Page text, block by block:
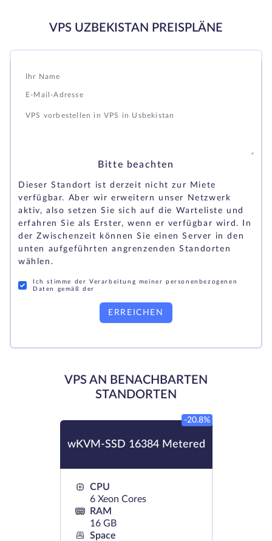
VPS UZBEKISTAN PREISPLÄNE
Bitte beachten
Dieser Standort ist derzeit nicht zur Miete
verfügbar. Aber wir erweitern unser Netzwerk
aktiv, also setzen Sie sich auf die Warteliste und
erfahren Sie als Erster, wenn er verfügbar wird. In
der Zwischenzeit können Sie einen Server in den
unten aufgeführten angrenzenden Standorten
wählen.
Ich stimme der Verarbeitung meiner personenbezogenen
Daten gemäß der
ERREICHEN
VPS AN BENACHBARTEN
STANDORTEN
wKVM-SSD 16384 Metered
-20.8%
CPU
6 Xeon Cores
RAM
16 GB
Space